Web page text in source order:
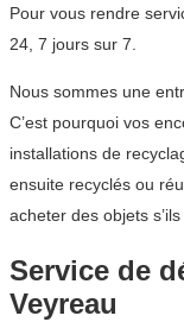
Pour vous rendre
24, 7 jours sur 7.
Nous sommes une
C’est pourquoi vos
installations de
ensuite recyclés ou
acheter des objets
Service de
Veyreau